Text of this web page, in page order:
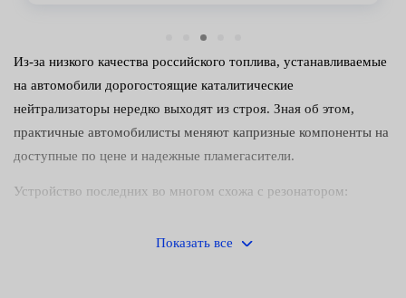
Из-за низкого качества российского топлива, устанавливаемые
на автомобили дорогостоящие каталитические
нейтрализаторы нередко выходят из строя. Зная об этом,
практичные автомобилисты меняют капризные компоненты на
доступные по цене и надежные пламегасители.
Устройство последних во многом схожа с резонатором:
Показать все